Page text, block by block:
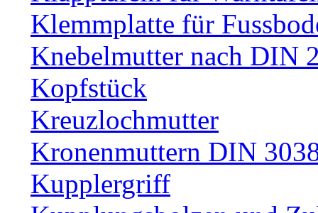
Klemmplatte für
Knebelmutter nach DIN
Kopfstück
Kreuzlochmutter
Kronenmuttern DIN
Kupplergriff